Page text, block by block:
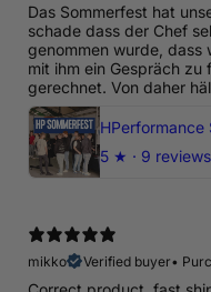
Das Sommerfest hat
schade dass der Chef
genommen wurde, dass
mit ihm ein Gespräch
gerechnet. Von daher
5 ★ · 9 reviews
mikko
Verified buyer•